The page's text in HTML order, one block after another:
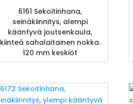
6161 Sekoitinhana,
seinäkiinnitys, alempi
kääntyvä joutsenkaula,
kiinteä sahalaitainen nokka.
120 mm keskiöt